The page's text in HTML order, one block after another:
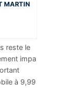
MARTIN
reste le
...
impa
...
à 9,99